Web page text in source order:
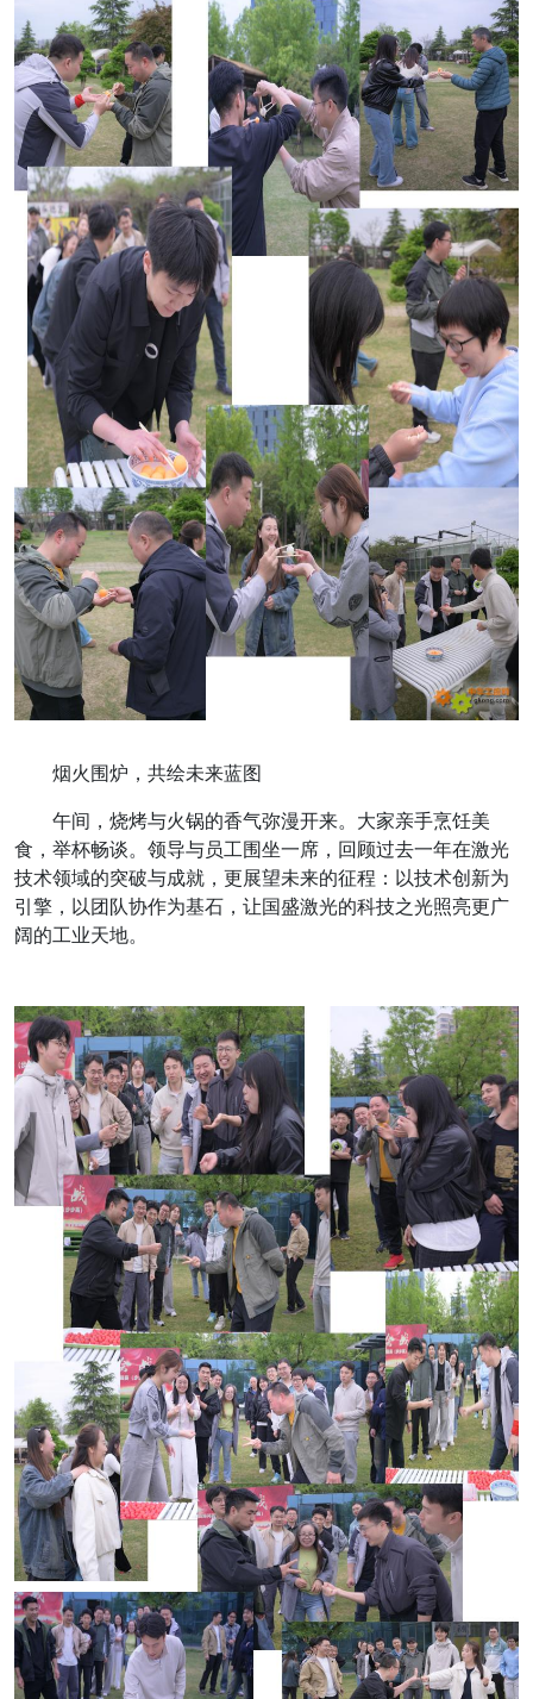
烟火围炉，共绘未来蓝图
午间，烧烤与火锅的香气弥漫开来。大家亲手烹饪美
食，举杯畅谈。领导与员工围坐一席，回顾过去一年在激光
技术领域的突破与成就，更展望未来的征程：以技术创新为
引擎，以团队协作为基石，让国盛激光的科技之光照亮更广
阔的工业天地。